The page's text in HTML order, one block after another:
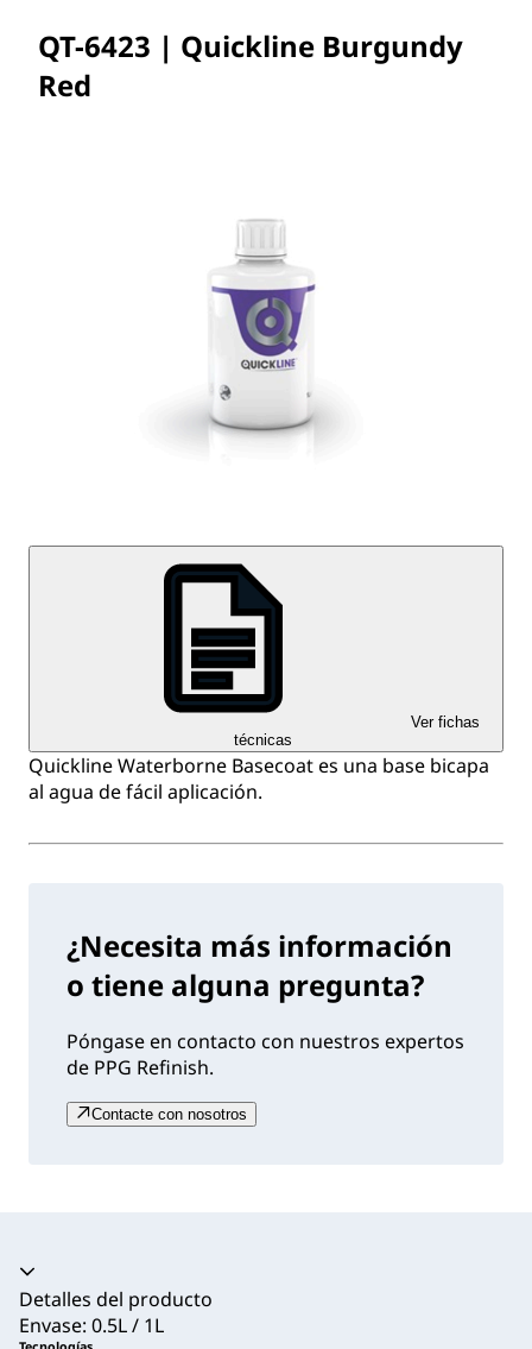
QT-6423 | Quickline Burgundy
Red
Ver fichas
técnicas
Quickline Waterborne Basecoat es una base bicapa
al agua de fácil aplicación.
¿Necesita más información
o tiene alguna pregunta?
Póngase en contacto con nuestros expertos
de PPG Refinish.
Contacte con nosotros
Acordeón colapsado
Detalles del producto
Envase: 0.5L / 1L